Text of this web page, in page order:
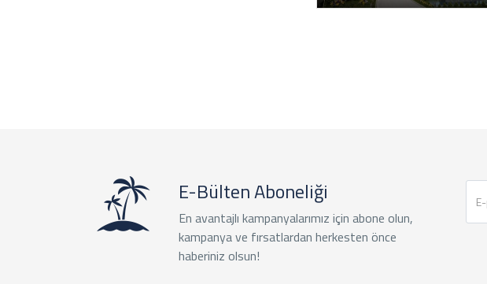
E-Bülten Aboneliği
En avantajlı kampanyalarımız için abone olun,
kampanya ve fırsatlardan herkesten önce
haberiniz olsun!